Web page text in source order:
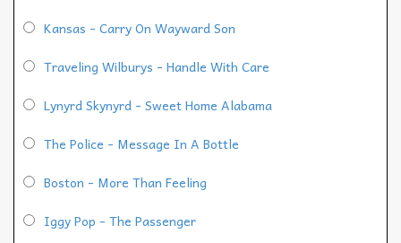
Kansas - Carry On Wayward Son
Traveling Wilburys - Handle With Care
Lynyrd Skynyrd - Sweet Home Alabama
The Police - Message In A Bottle
Boston - More Than Feeling
Iggy Pop - The Passenger